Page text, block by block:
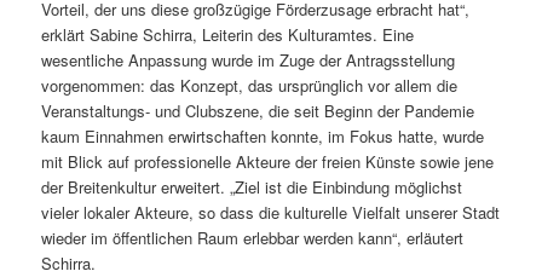
Vorteil, der uns diese großzügige Förderzusage erbracht hat“,
erklärt Sabine Schirra, Leiterin des Kulturamtes. Eine
wesentliche Anpassung wurde im Zuge der Antragsstellung
vorgenommen: das Konzept, das ursprünglich vor allem die
Veranstaltungs- und Clubszene, die seit Beginn der Pandemie
kaum Einnahmen erwirtschaften konnte, im Fokus hatte, wurde
mit Blick auf professionelle Akteure der freien Künste sowie jene
der Breitenkultur erweitert. „Ziel ist die Einbindung möglichst
vieler lokaler Akteure, so dass die kulturelle Vielfalt unserer Stadt
wieder im öffentlichen Raum erlebbar werden kann“, erläutert
Schirra.